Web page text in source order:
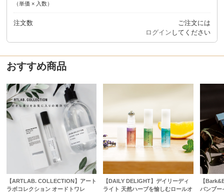
（単価 × 入数）
注文数
ご注文には
ログイン してください
おすすめ商品
【ARTLAB. COLLECTION】アート
ラボコレクション オードトワレ
【DAILY DELIGHT】デイリーディ
ライト 天然ハーブを愉しむロールオ
【
バンブー